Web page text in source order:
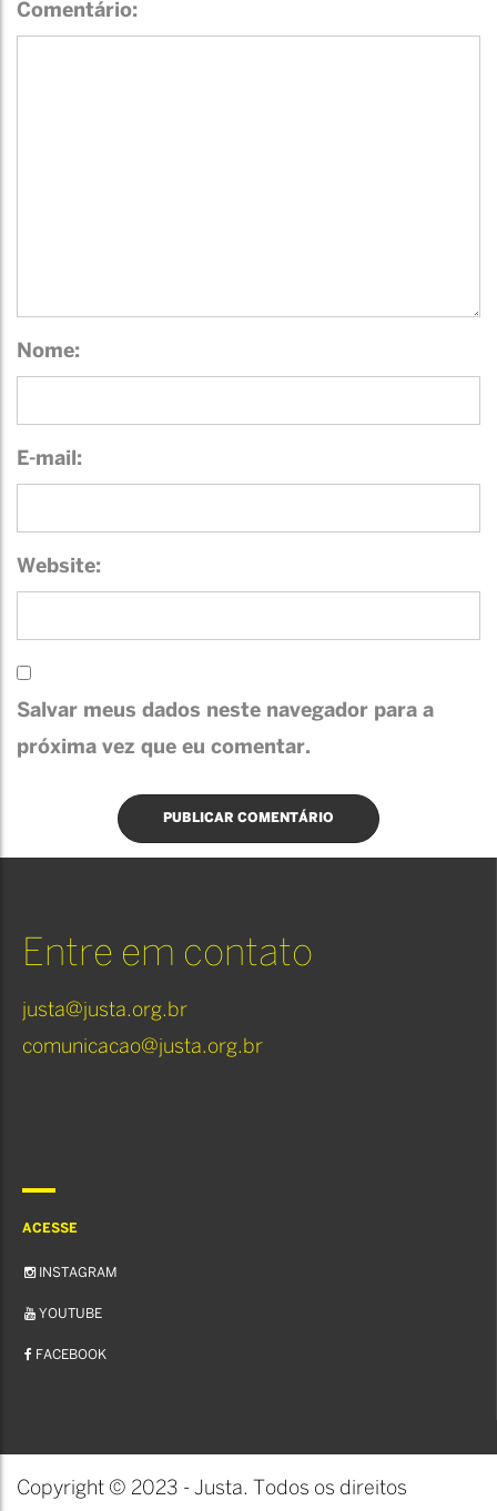
Comentário:
Nome:
E-mail:
Website:
Salvar meus dados neste navegador para a
próxima vez que eu comentar.
Entre em contato
justa@justa.org.br
comunicacao@justa.org.br
ACESSE
INSTAGRAM
YOUTUBE
FACEBOOK
Copyright © 2023 - Justa. Todos os direitos